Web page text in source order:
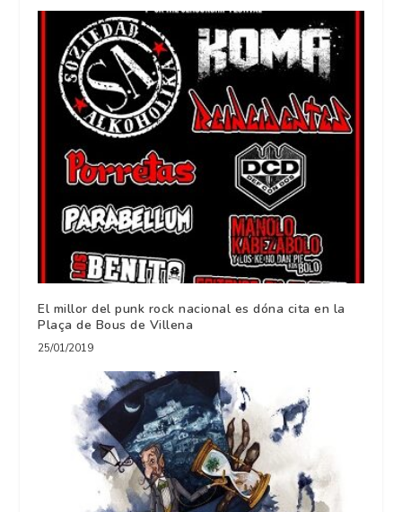
El millor del punk rock nacional es dóna cita en la
Plaça de Bous de Villena
25/01/2019